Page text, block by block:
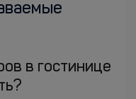
в гостинице